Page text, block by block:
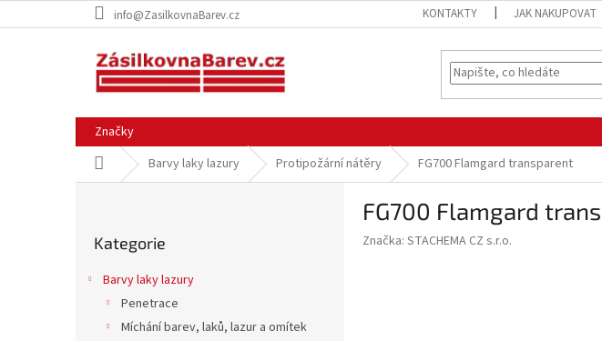
na
info@ZasilkovnaBarev.cz KONTAKTY JAK NAKUPOVAT
Značky
Domů Barvy laky lazury Protipožární nátěry FG700 Flamgard transparent
kategorie
Kategorie
Barvy laky lazury
Penetrace
Míchání barev, laků, lazur a omítek
FG700 Flamgard
Značka: STACHEMA CZ s.r.o.